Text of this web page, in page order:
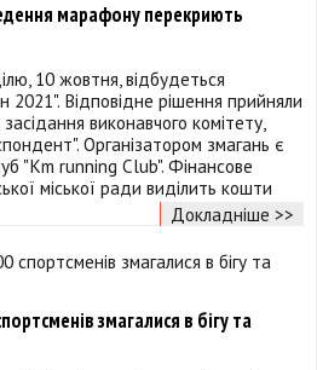
марафону перекриють
10 жовтня, відбудеться
2021". Відповідне рішення прийняли
виконавчого комітету,
Організатором змагань є
"Km running Club". Фінансове
міської ради виділить кошти
Докладніше >>
змагалися в бігу та